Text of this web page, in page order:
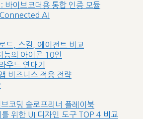
이브코더용 통합 인증 모듈
AI
드, 스킬, 에이전트 비교
능의 아이콘 10인
우드 연대기
비즈니스 적응 전략
코딩 솔로프리너 플레이북
를 위한 UI 디자인 도구 TOP 4 비교